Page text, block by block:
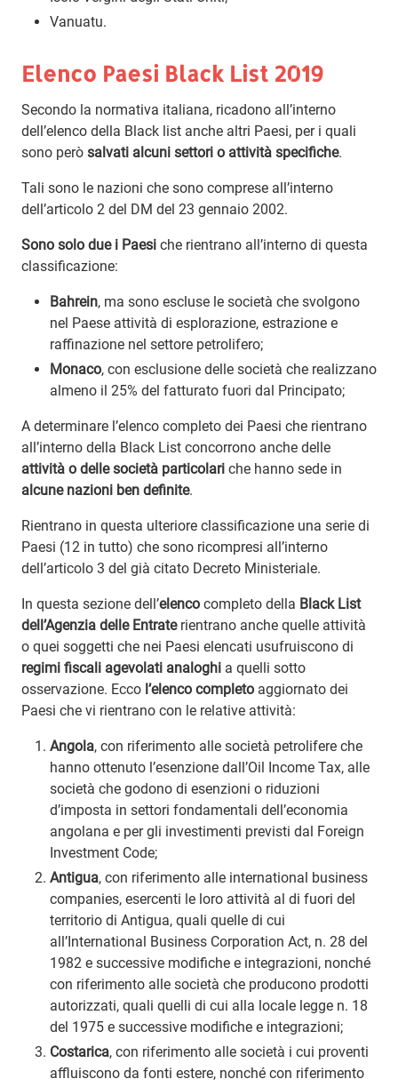
Vanuatu.
Elenco Paesi Black List 2019
Secondo la normativa italiana, ricadono all’interno
dell’elenco della Black list anche altri Paesi, per i quali
sono però salvati alcuni settori o attività specifiche.
Tali sono le nazioni che sono comprese all’interno
dell’articolo 2 del DM del 23 gennaio 2002.
Sono solo due i Paesi che rientrano all’interno di questa
classificazione:
Bahrein, ma sono escluse le società che svolgono
nel Paese attività di esplorazione, estrazione e
raffinazione nel settore petrolifero;
Monaco, con esclusione delle società che realizzano
almeno il 25% del fatturato fuori dal Principato;
A determinare l’elenco completo dei Paesi che rientrano
all’interno della Black List concorrono anche delle
attività o delle società particolari che hanno sede in
alcune nazioni ben definite.
Rientrano in questa ulteriore classificazione una serie di
Paesi (12 in tutto) che sono ricompresi all’interno
dell’articolo 3 del già citato Decreto Ministeriale.
In questa sezione dell’elenco completo della Black List
dell’Agenzia delle Entraterientrano anche quelle attività
o quei soggetti che nei Paesi elencati usufruiscono di
regimi fiscali agevolati analoghi a quelli sotto
osservazione. Ecco l’elenco completo aggiornato dei
Paesi che vi rientrano con le relative attività:
Angola, con riferimento alle società petrolifere che
hanno ottenuto l’esenzione dall’Oil Income Tax, alle
società che godono di esenzioni o riduzioni
d’imposta in settori fondamentali dell’economia
angolana e per gli investimenti previsti dal Foreign
Investment Code;
Antigua, con riferimento alle international business
companies, esercenti le loro attività al di fuori del
territorio di Antigua, quali quelle di cui
all’International Business Corporation Act, n. 28 del
1982 e successive modifiche e integrazioni, nonché
con riferimento alle società che producono prodotti
autorizzati, quali quelli di cui alla locale legge n. 18
del 1975 e successive modifiche e integrazioni;
Costarica, con riferimento alle società i cui proventi
affluiscono da fonti estere, nonché con riferimento